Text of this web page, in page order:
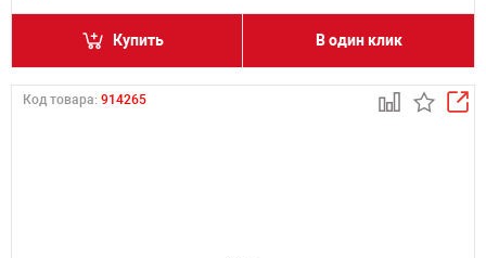
Купить В один клик
Код товара: 914265